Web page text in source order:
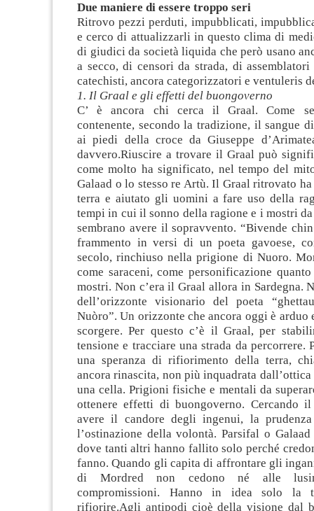
Due maniere di essere troppo seri
Ritrovo pezzi perduti, impubblicati,
e cerco di attualizzarli in questo clima di
di giudici da società liquida che però usano
a secco,di censori da strada, di
catechisti, ancora categorizzatori e ventuleris
1. Il Graal e gli effetti del buongoverno
C’ è ancora chi cerca il Graal. Come
contenente, secondo la tradizione, il sangue
ai piedi della croce da Giuseppe
davvero.Riuscire a trovare il Graal può
come molto ha significato, nel tempo del
Galaad o lo stesso re Artù. Il Graal ritrovato
terra e aiutato gli uomini a fare uso della
tempi in cui il sonno della ragione e i mostri
sembrano avere il sopravvento. “Bivende
frammento in versi di un poeta gavoese,
secolo, rinchiuso nella prigione di Nuoro.
come saraceni, come personificazione
mostri. Non c’era il Graal allora in Sardegna.
dell’orizzonte visionario del poeta
Nuòro”. Un orizzonte che ancora oggi è arduo
scorgere. Per questo c’è il Graal, per
tensione e tracciare una strada da percorrere.
una speranza di rifiorimento della terra,
ancora rinascita, non più inquadrata dall’ottica
una cella. Prigioni fisiche e mentali da
ottenere effetti di buongoverno. Cercando
avere il candore degli ingenui, la
l’ostinazione della volontà. Parsifal o
dove tanti altri hanno fallito solo perché
fanno. Quando gli capita di affrontare gli
di Mordred non cedono né alle
compromissioni. Hanno in idea solo
rifiorire.Agli antipodi cioè della visione dal